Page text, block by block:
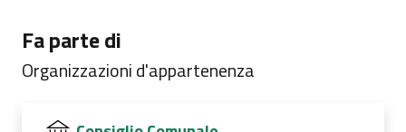
Fa parte di
Organizzazioni d'appartenenza